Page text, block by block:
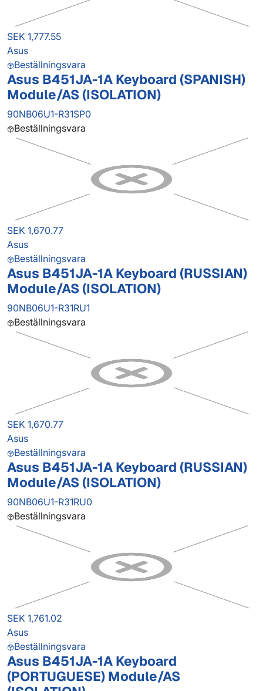
SEK 1,777.55
Asus
Beställningsvara
Asus B451JA-1A Keyboard (SPANISH)
Module/AS (ISOLATION)
90NB06U1-R31SP0
Beställningsvara
SEK 1,670.77
Asus
Beställningsvara
Asus B451JA-1A Keyboard (RUSSIAN)
Module/AS (ISOLATION)
90NB06U1-R31RU1
Beställningsvara
SEK 1,670.77
Asus
Beställningsvara
Asus B451JA-1A Keyboard (RUSSIAN)
Module/AS (ISOLATION)
90NB06U1-R31RU0
Beställningsvara
SEK 1,761.02
Asus
Beställningsvara
Asus B451JA-1A Keyboard
(PORTUGUESE) Module/AS